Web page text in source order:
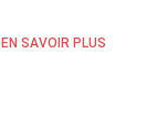
EN SAVOIR PLUS